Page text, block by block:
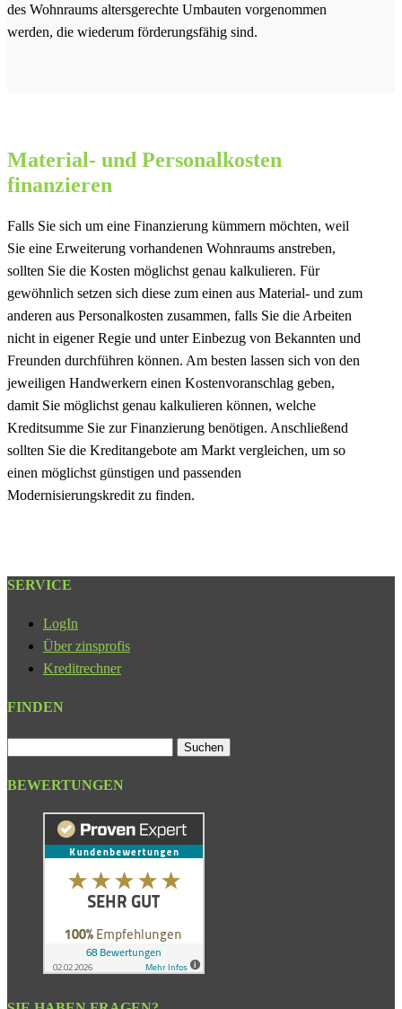
des Wohnraums altersgerechte Umbauten vorgenommen
werden, die wiederum förderungsfähig sind.
Material- und Personalkosten
finanzieren
Falls Sie sich um eine Finanzierung kümmern möchten, weil
Sie eine Erweiterung vorhandenen Wohnraums anstreben,
sollten Sie die Kosten möglichst genau kalkulieren. Für
gewöhnlich setzen sich diese zum einen aus Material- und zum
anderen aus Personalkosten zusammen, falls Sie die Arbeiten
nicht in eigener Regie und unter Einbezug von Bekannten und
Freunden durchführen können. Am besten lassen sich von den
jeweiligen Handwerkern einen Kostenvoranschlag geben,
damit Sie möglichst genau kalkulieren können, welche
Kreditsumme Sie zur Finanzierung benötigen. Anschließend
sollten Sie die Kreditangebote am Markt vergleichen, um so
einen möglichst günstigen und passenden
Modernisierungskredit zu finden.
SERVICE
LogIn
Über zinsprofis
Kreditrechner
FINDEN
BEWERTUNGEN